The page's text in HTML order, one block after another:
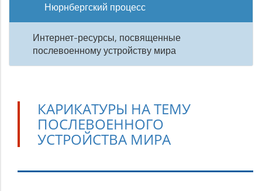
Нюрнбергский процесс
Интернет-ресурсы, посвященные
послевоенному устройству мира
КАРИКАТУРЫ НА ТЕМУ
ПОСЛЕВОЕННОГО
УСТРОЙСТВА МИРА